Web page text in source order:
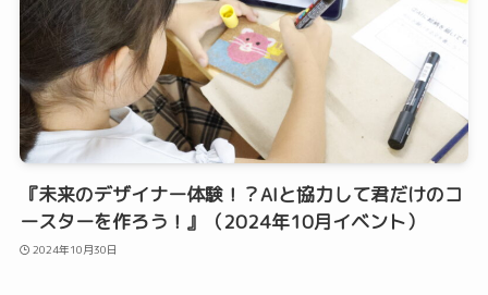
『未来のデザイナー体験！？AIと協力して君だけのコ
ースターを作ろう！』（2024年10月イベント）
2024年10月30日